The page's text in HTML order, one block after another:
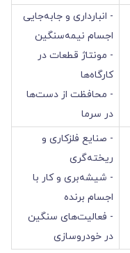
- انبارداری و جابه‌جایی
اجسام نیمه‌سنگین
- مونتاژ قطعات در
کارگاه‌ها
- محافظت از دست‌ها
در سرما
- صنایع فلزکاری و
ریخته‌گری
- شیشه‌بری و کار با
اجسام برنده
- فعالیت‌های سنگین
در خودروسازی